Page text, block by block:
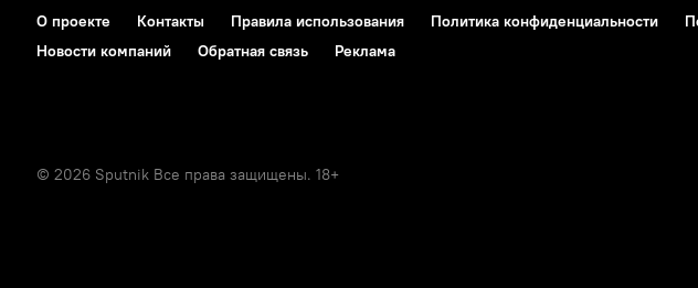
О проекте Контакты Правила использования Политика конфиденциальности
Новости компаний
Обратная связь Реклама
© 2026 Sputnik Все права защищены. 18+